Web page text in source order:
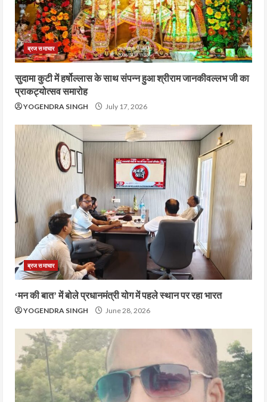
ब्रज समाचार
सुदामा कुटी में हर्षोल्लास के साथ संपन्न हुआ श्रीराम जानकीवल्लभ जी का
प्राकट्योत्सव समारोह
YOGENDRA SINGH July 17, 2026
ब्रज समाचार
‘मन की बात’ में बोले प्रधानमंत्री योग में पहले स्थान पर रहा भारत
YOGENDRA SINGH June 28, 2026